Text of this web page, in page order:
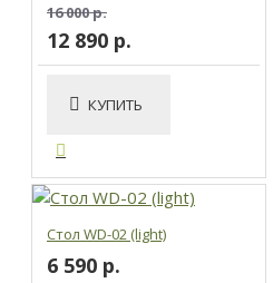
16 000 р.
12 890 р.
КУПИТЬ
Стол WD-02 (light)
6 590 р.